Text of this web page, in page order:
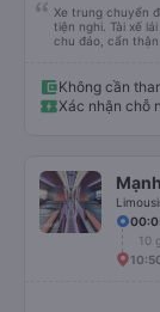
Xe trung chuyển
tiện nghi. Tài xế
chu đáo, cẩn
Không cần
Xác nhận chỗ
10